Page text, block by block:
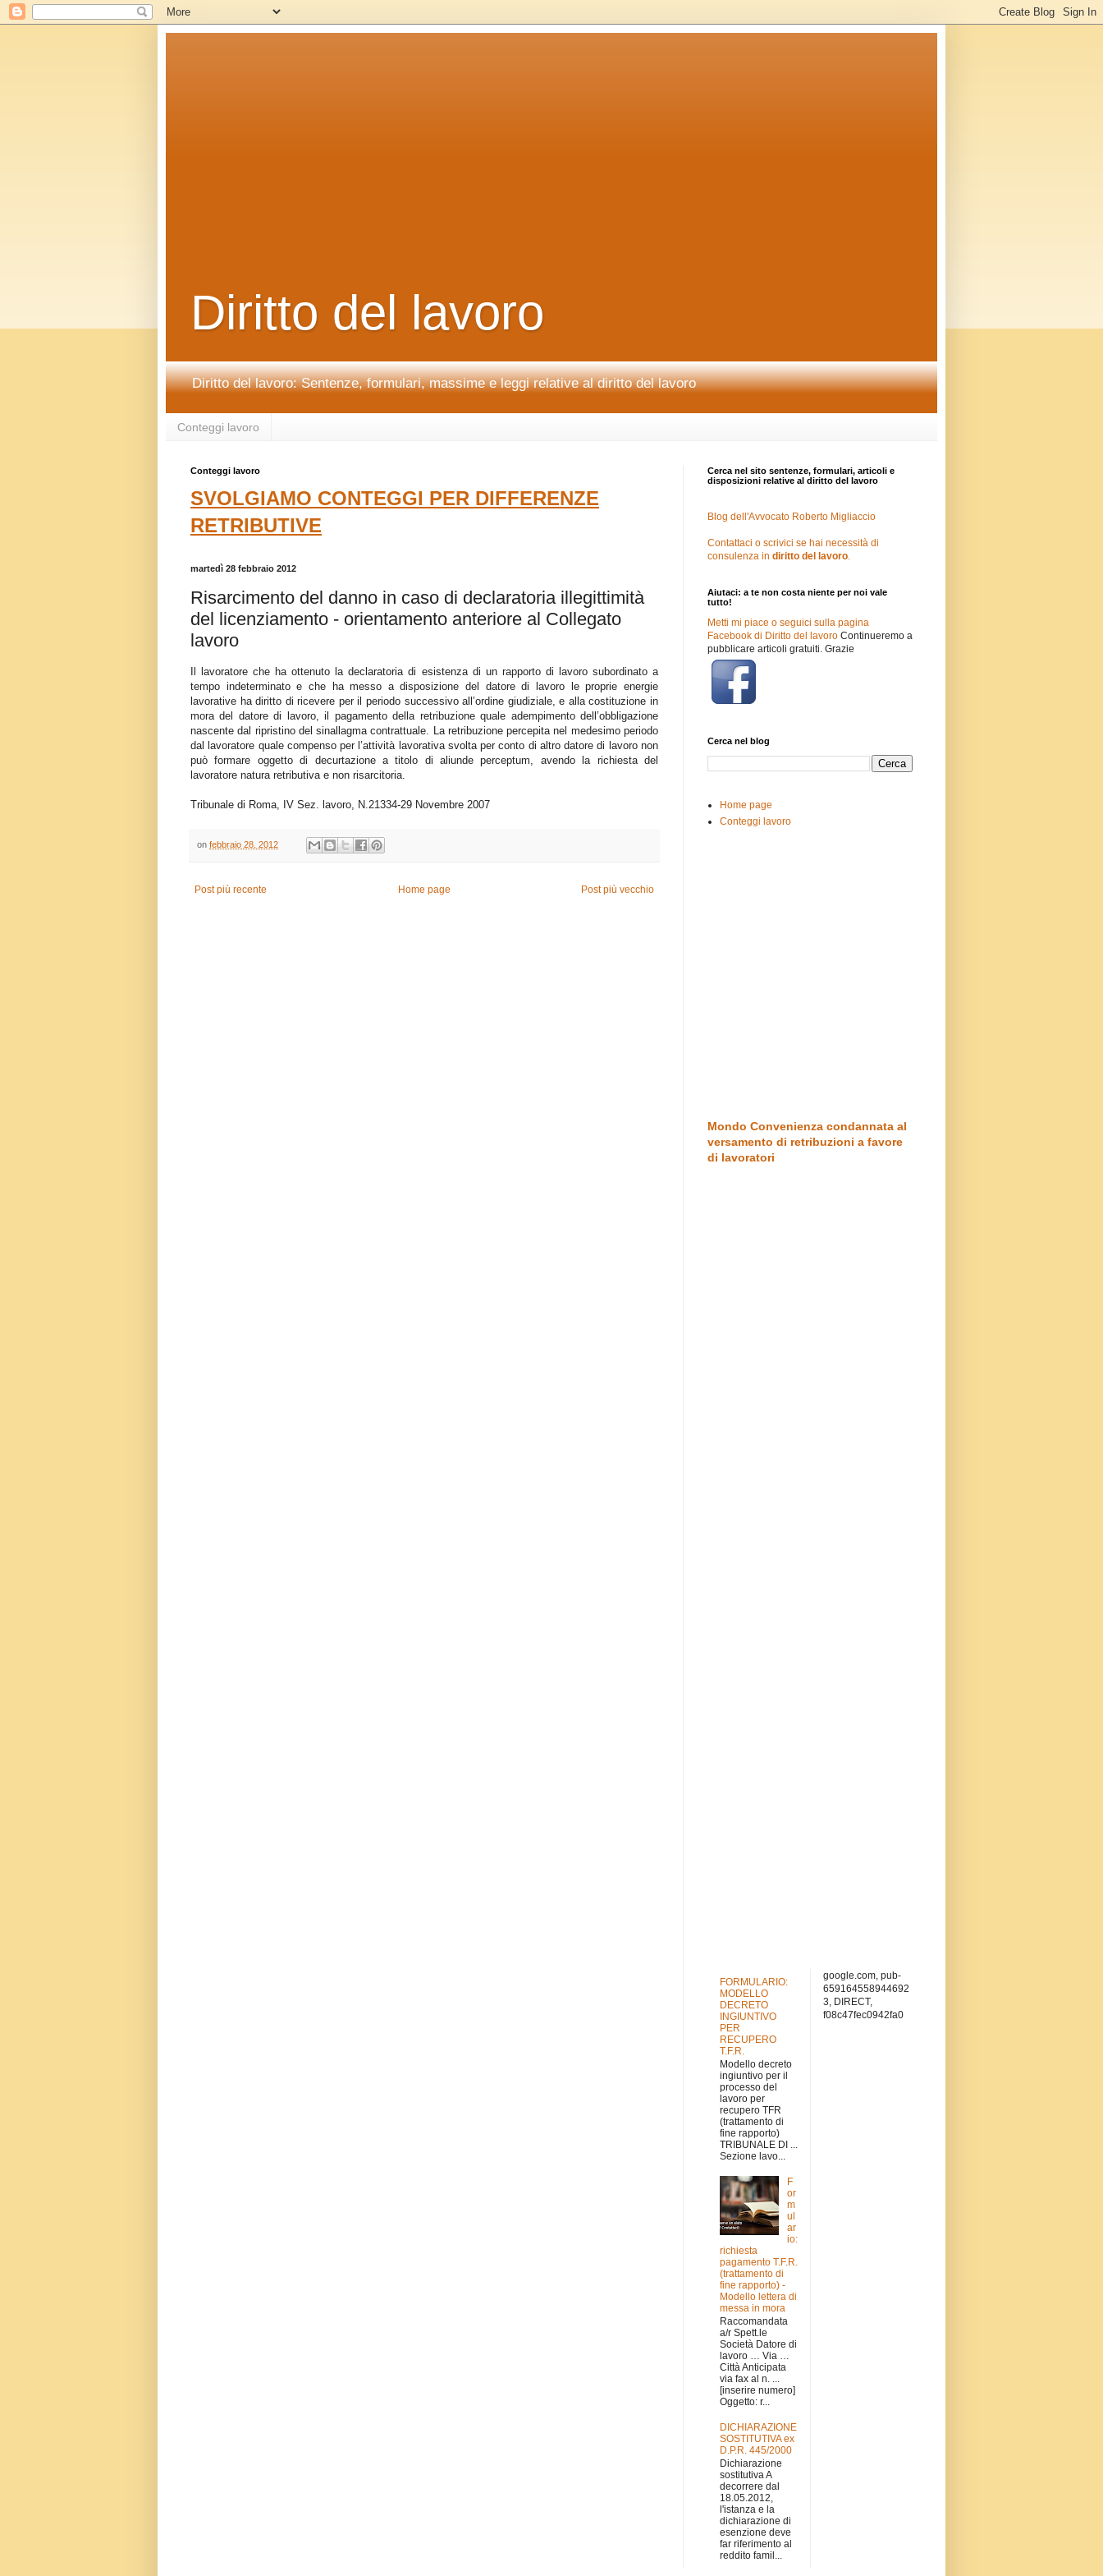
Diritto del lavoro
Diritto del lavoro: Sentenze, formulari, massime e leggi relative al diritto del lavoro
Conteggi lavoro
Conteggi lavoro
SVOLGIAMO CONTEGGI PER DIFFERENZE
RETRIBUTIVE
martedì 28 febbraio 2012
Risarcimento del danno in caso di declaratoria illegittimità
del licenziamento - orientamento anteriore al Collegato
lavoro
Il lavoratore che ha ottenuto la declaratoria di esistenza di un rapporto di lavoro subordinato a
tempo indeterminato e che ha messo a disposizione del datore di lavoro le proprie energie
lavorative ha diritto di ricevere per il periodo successivo all’ordine giudiziale, e alla costituzione in
mora del datore di lavoro, il pagamento della retribuzione quale adempimento dell’obbligazione
nascente dal ripristino del sinallagma contrattuale. La retribuzione percepita nel medesimo periodo
dal lavoratore quale compenso per l’attività lavorativa svolta per conto di altro datore di lavoro non
può formare oggetto di decurtazione a titolo di aliunde perceptum, avendo la richiesta del
lavoratore natura retributiva e non risarcitoria.
Tribunale di Roma, IV Sez. lavoro, N.21334-29 Novembre 2007
on febbraio 28, 2012
Post più recente Post più vecchio
Home page
Cerca nel sito sentenze, formulari, articoli e
disposizioni relative al diritto del lavoro
Blog dell'Avvocato Roberto Migliaccio
Contattaci o scrivici se hai necessità di
consulenza in diritto del lavoro.
Aiutaci: a te non costa niente per noi vale
tutto!
Metti mi piace o seguici sulla pagina
Facebook di Diritto del lavoro Continueremo a
pubblicare articoli gratuiti. Grazie
Cerca nel blog
Home page
Conteggi lavoro
Mondo Convenienza condannata al
versamento di retribuzioni a favore
di lavoratori
FORMULARIO:
MODELLO
DECRETO
INGIUNTIVO
PER
RECUPERO
T.F.R.
Modello decreto
ingiuntivo per il
processo del
lavoro per
recupero TFR
(trattamento di
fine rapporto)
TRIBUNALE DI ...
Sezione lavo...
F
or
m
ul
ar
io:
richiesta
pagamento T.F.R.
(trattamento di
fine rapporto) -
Modello lettera di
messa in mora
Raccomandata
a/r Spett.le
Società Datore di
lavoro … Via …
Città Anticipata
via fax al n. ...
[inserire numero]
Oggetto: r...
DICHIARAZIONE
SOSTITUTIVA ex
D.P.R. 445/2000
Dichiarazione
sostitutiva A
decorrere dal
18.05.2012,
l'istanza e la
dichiarazione di
esenzione deve
far riferimento al
reddito famil...
google.com, pub-
659164558944692
3, DIRECT,
f08c47fec0942fa0